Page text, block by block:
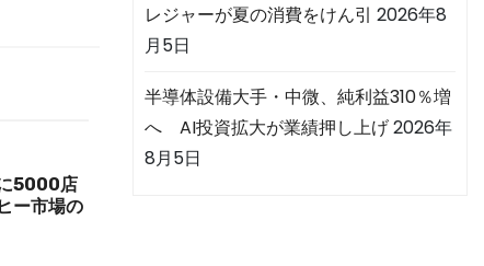
5000店
ー市場の
レジャーが夏の消費をけん引 2026年8
月5日
半導体設備大手・中微、純利益310％増
へ AI投資拡大が業績押し上げ2026年
8月5日